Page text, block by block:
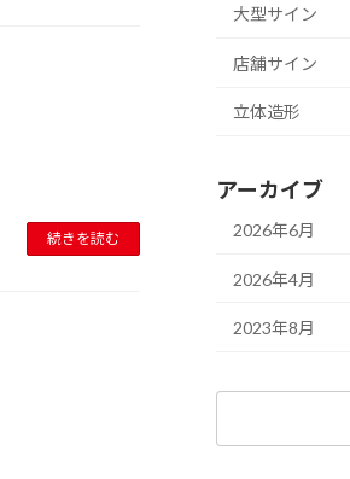
続きを読む
大型サイン
店舗サイン
立体造形
アーカイブ
2026年6月
2026年4月
2023年8月